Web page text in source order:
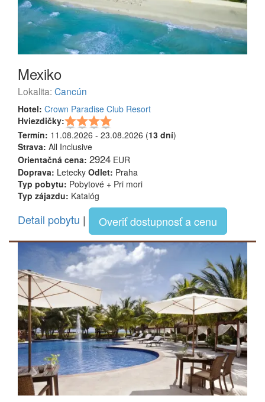
Mexiko
Lokalita: Cancún
Hotel: Crown Paradise Club Resort
Hviezdičky:
Termín: 11.08.2026 - 23.08.2026 (13 dní)
Strava: All Inclusive
Orientačná cena: 2924 EUR
Doprava: Letecky Odlet: Praha
Typ pobytu: Pobytové + Pri mori
Typ zájazdu: Katalóg
Detail pobytu | Overiť dostupnosť a cenu